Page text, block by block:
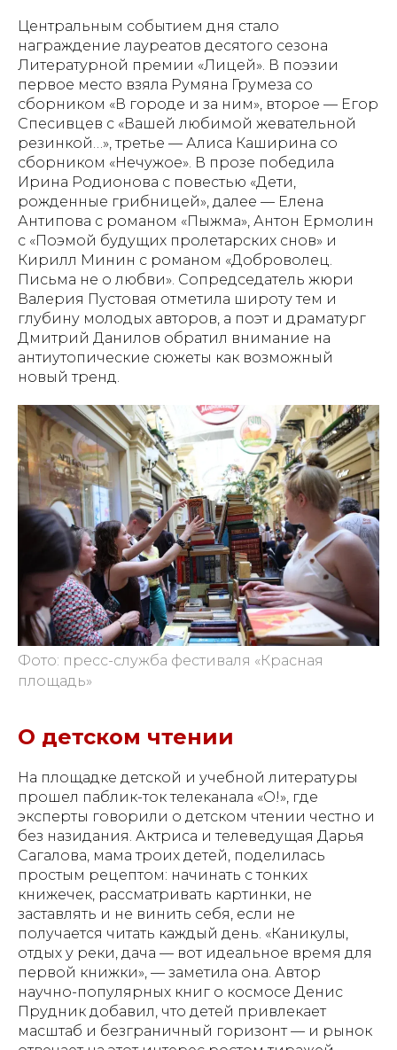
Центральным событием дня стало
награждение лауреатов десятого сезона
Литературной премии «Лицей». В поэзии
первое место взяла Румяна Грумеза со
сборником «В городе и за ним», второе — Егор
Спесивцев с «Вашей любимой жевательной
резинкой…», третье — Алиса Каширина со
сборником «Нечужое». В прозе победила
Ирина Родионова с повестью «Дети,
рожденные грибницей», далее — Елена
Антипова с романом «Пыжма», Антон Ермолин
с «Поэмой будущих пролетарских снов» и
Кирилл Минин с романом «Доброволец.
Письма не о любви». Сопредседатель жюри
Валерия Пустовая отметила широту тем и
глубину молодых авторов, а поэт и драматург
Дмитрий Данилов обратил внимание на
антиутопические сюжеты как возможный
новый тренд.
Фото: пресс-служба фестиваля «Красная
площадь»
О детском чтении
На площадке детской и учебной литературы
прошел паблик-ток телеканала «О!», где
эксперты говорили о детском чтении честно и
без назидания. Актриса и телеведущая Дарья
Сагалова, мама троих детей, поделилась
простым рецептом: начинать с тонких
книжечек, рассматривать картинки, не
заставлять и не винить себя, если не
получается читать каждый день. «Каникулы,
отдых у реки, дача — вот идеальное время для
первой книжки», — заметила она. Автор
научно-популярных книг о космосе Денис
Прудник добавил, что детей привлекает
масштаб и безграничный горизонт — и рынок